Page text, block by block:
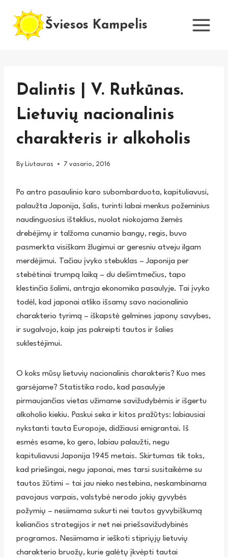
content
Šviesos Kampelis
Dalintis | V. Rutkūnas.
Lietuvių nacionalinis
charakteris ir alkoholis
By Liutauras 7 vasario, 2016
Po antro pasaulinio karo subombarduota, kapituliavusi,
palaužta Japonija, šalis, turinti labai menkus požeminius
naudinguosius išteklius, nuolat niokojama žemės
drebėjimų ir talžoma cunamio bangų, regis, buvo
pasmerkta visiškam žlugimui ar geresniu atveju ilgam
merdėjimui. Tačiau įvyko stebuklas – Japonija per
stebėtinai trumpą laiką – du dešimtmečius, tapo
klestinčia šalimi, antrąja ekonomika pasaulyje. Tai įvyko
todėl, kad japonai atliko išsamų savo nacionalinio
charakterio tyrimą – iškapstė gelmines japonų savybes,
ir sugalvojo, kaip jas pakreipti tautos ir šalies
suklestėjimui.
O koks mūsų lietuvių nacionalinis charakteris? Kuo mes
garsėjame? Statistika rodo, kad pasaulyje
pirmaujančias vietas užimame savižudybėmis ir išgertu
alkoholio kiekiu. Paskui seka ir kitos pražūtys: labiausiai
nykstanti tauta Europoje, didžiausi emigrantai. Iš
esmės esame, ko gero, labiau palaužti, negu
kapituliavusi Japonija 1945 metais. Skirtumas tik toks,
kad priešingai, negu japonai, mes tarsi susitaikėme su
tautos žūtimi – tai jau nieko nestebina, neskambinama
pavojaus varpais, valstybė nerodo jokių gyvybės
požymių – nesiimama sukurti nei tautos gyvybiškumą
keliančios strategijos ir net nei priešsavižudybinės
programos. Nesiimama ir ieškoti stipriųjų lietuvių
charakterio bruožų, kurie galėtų įkvėpti tautai